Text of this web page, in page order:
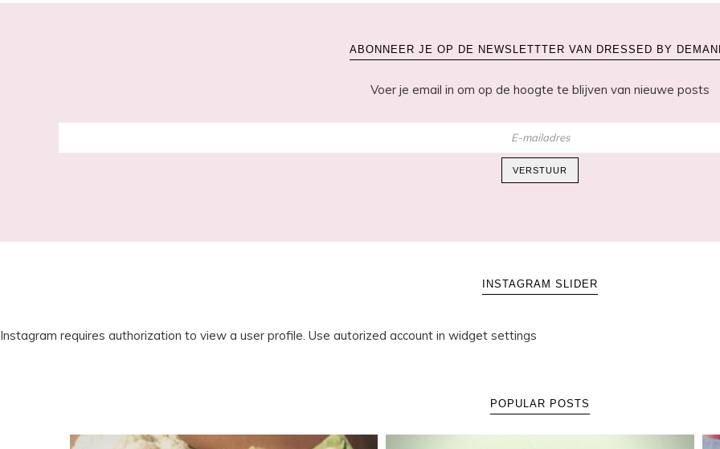
ABONNEER JE OP DE NEWSLETTTER VAN DRESSED BY
Voer je email in om op de hoogte te blijven van nieuwe posts
mailadres
VERSTUUR
INSTAGRAM SLIDER
Instagram requires authorization to view a user profile. Use autorized account in widget settings
POPULAR POSTS